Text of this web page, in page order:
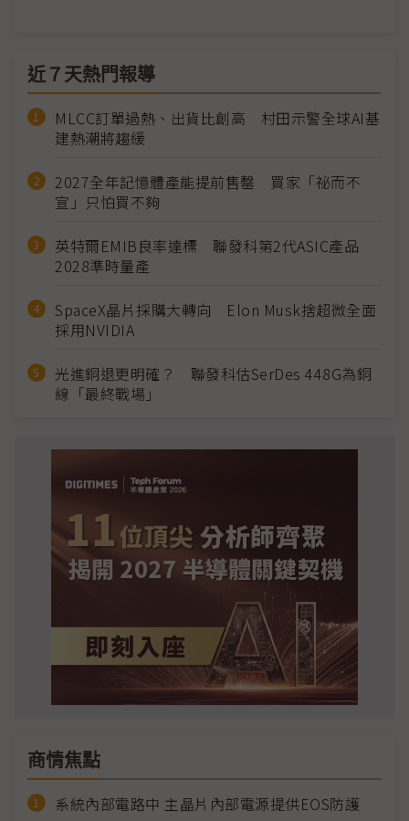
近７天熱門報導
MLCC訂單過熱、出貨比創高 村田示警全球AI基
建熱潮將趨緩
2027全年記憶體產能提前售罄 買家「祕而不
宣」只怕買不夠
英特爾EMIB良率達標 聯發科第2代ASIC產品
2028準時量產
SpaceX晶片採購大轉向 Elon Musk捨超微全面
採用NVIDIA
光進銅退更明確？ 聯發科估SerDes 448G為銅
線「最終戰場」
商情焦點
系統內部電路中 主晶片內部電源提供EOS防護